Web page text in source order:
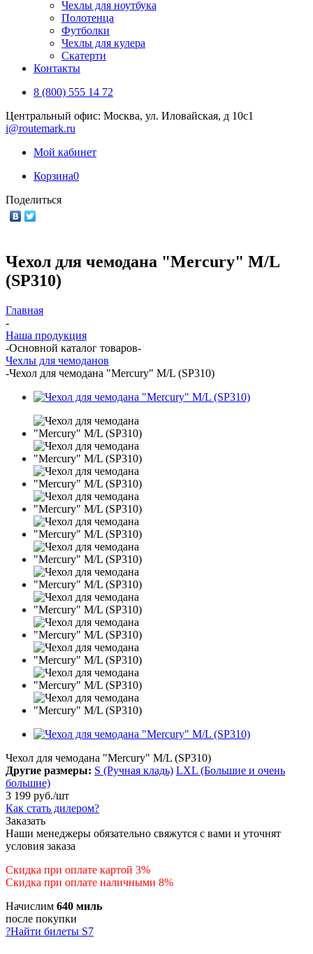
Чехлы для ноутбука
Полотенца
Футболки
Чехлы для кулера
Скатерти
Контакты
8 (800) 555 14 72
Центральный офис: Москва, ул. Иловайская, д 10с1
i@routemark.ru
Мой кабинет
Корзина0
Поделиться
Чехол для чемодана "Mercury" M/L
(SP310)
Главная
-
Наша продукция
-Основной каталог товаров-
Чехлы для чемоданов
-Чехол для чемодана "Mercury" M/L (SP310)
Чехол для чемодана "Mercury" M/L (SP310)
Другие размеры: S (Ручная кладь) LXL (Большие и очень
большие)
3 199 руб./шт
Как стать дилером?
Заказать
Наши менеджеры обязательно свяжутся с вами и уточнят
условия заказа
Скидка при оплате картой 3%
Скидка при оплате наличными 8%
Начислим 640 миль
после покупки
?Найти билеты S7